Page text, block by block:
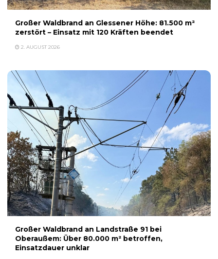
Großer Waldbrand an Glessener Höhe: 81.500 m²
zerstört – Einsatz mit 120 Kräften beendet
2. AUGUST 2026
Großer Waldbrand an Landstraße 91 bei
Oberaußem: Über 80.000 m² betroffen,
Einsatzdauer unklar